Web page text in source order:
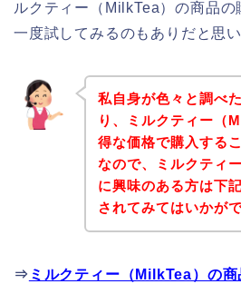
ルクティー（MilkTea）の商品
一度試してみるのもありだと思
私自身が色々と調べ
り、ミルクティー（
得な価格で購入する
なので、ミルクティ
に興味のある方は下
されてみてはいかが
⇒ ミルクティー（MilkTea）の